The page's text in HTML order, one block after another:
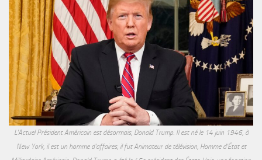
L'Actuel Président Américain est désormais, Donald Trump. Il est né le 14 juin 1946, à
New York, il est un homme d'affaires, il fut Animateur de télévision, Homme d'État et